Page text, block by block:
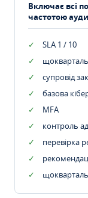
Включає всі
частотою
SLA 1 / 10
супровід
базова
MFA
контроль
перевірка